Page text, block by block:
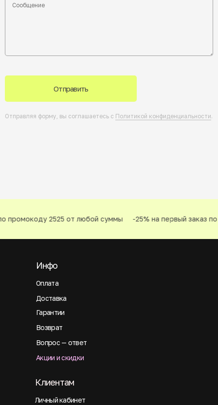
Отправить
Отправляя форму, вы соглашаетесь с Политикой конфиденциальности.
промокоду 2525 от любой суммы -25% на первый заказ
Оплата
Инфо
Доставка
Гарантии
Возврат
Вопрос — ответ
Акции и скидки
Личный кабинет
Клиентам